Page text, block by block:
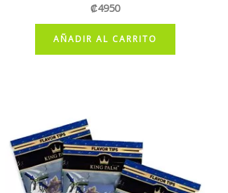
₡4950
AÑADIR AL CARRITO